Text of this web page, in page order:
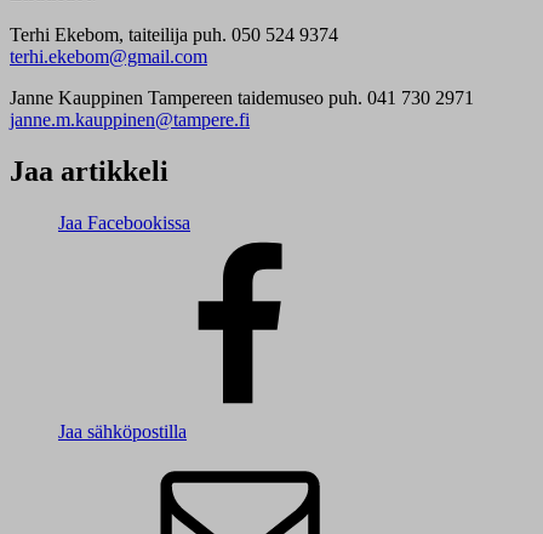
Terhi Ekebom, taiteilija puh. 050 524 9374
terhi.ekebom@gmail.com
Janne Kauppinen Tampereen taidemuseo puh. 041 730 2971
janne.m.kauppinen@tampere.fi
Jaa artikkeli
Jaa Facebookissa
Jaa sähköpostilla